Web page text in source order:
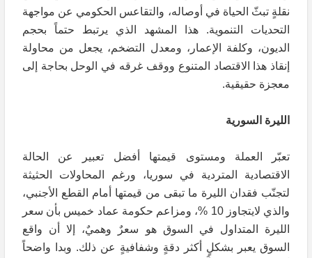
نقلةٍ تبثّ الحياة في أوصاله، والتقاعس الحكومي عن مواجهة
التحديات التنموية. هذا المشهد الذي يرتبط حتماً بحجم
الديون، وكلفة الإعمار، ومعدل التضخم، يجعل من محاولة
إنقاذ هذا الاقتصاد المتنوع ووقف غرقه في الوحل بحاجة إلى
معجزة حقيقية.
الليرة السورية
تعبّر العملة ومستوى قيمتها أفضل تعبير عن الحالة
الاقتصادية المتردية في سوريا، ورغم المحاولات الحثيثة
لتجنّب فقدان الليرة ما تبقى من قيمتها أمام القطع الأجنبي،
والذي لايتجاوز 10 %، ومزاعم حكومة عماد خميس بأن سعر
الليرة المتداول في السوق هو سعرٌ وهميٌ، إلا أن واقع
السوق يعبر بشكلٍ أكثر دقةٍ وشفافيةٍ عن ذلك. وبدا واضحاً